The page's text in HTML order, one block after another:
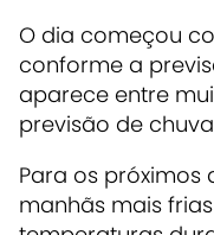
O dia começou
conforme a
aparece entre
previsão de
Para os próximos
manhãs mais